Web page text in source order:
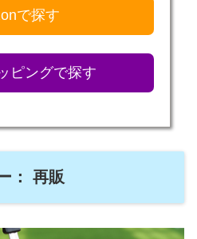
で探す
ピングで探す
： 再販